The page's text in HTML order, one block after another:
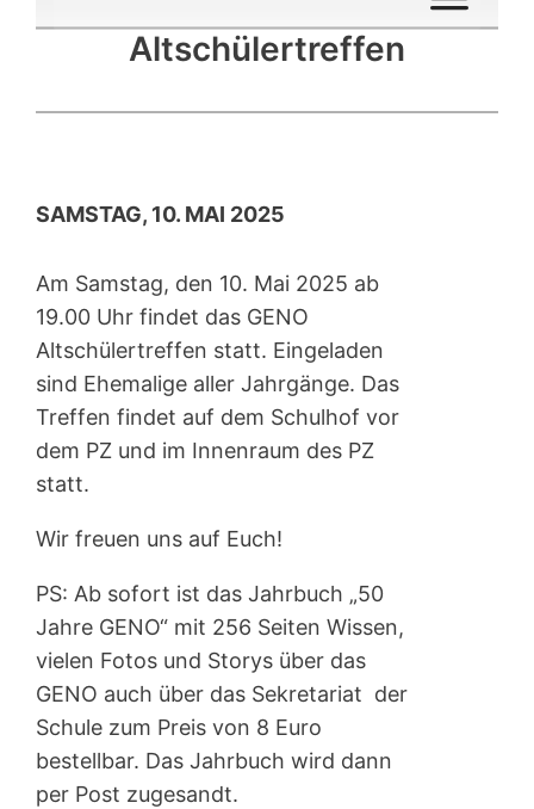
Altschülertreffen
SAMSTAG, 10. MAI 2025
Am Samstag, den 10. Mai 2025 ab
19.00 Uhr findet das GENO
Altschülertreffen statt. Eingeladen
sind Ehemalige aller Jahrgänge. Das
Treffen findet auf dem Schulhof vor
dem PZ und im Innenraum des PZ
statt.
Wir freuen uns auf Euch!
PS: Ab sofort ist das Jahrbuch „50
Jahre GENO“ mit 256 Seiten Wissen,
vielen Fotos und Storys über das
GENO auch über das Sekretariat der
Schule zum Preis von 8 Euro
bestellbar. Das Jahrbuch wird dann
per Post zugesandt.